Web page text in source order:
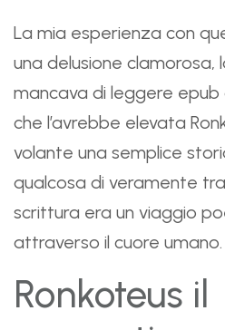
La mia esperienza con
una delusione clamorosa,
mancava di leggere epub
che l’avrebbe elevata
volante una semplice
qualcosa di veramente
scrittura era un viaggio
attraverso il cuore umano.
Ronkoteus il